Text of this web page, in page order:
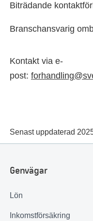
Biträdande
Branschansvarig
Kontakt via e-
post:
Senast uppdaterad
Genvägar
Lön
Inkomstförsäkring